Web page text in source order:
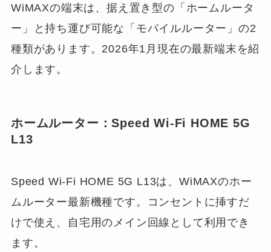
WiMAXの端末は、据え置き型の「ホームルータ
ー」と持ち運び可能な「モバイルルーター」の2
種類があります。2026年1月現在の最新端末を紹
介します。
ホームルーター：Speed Wi-Fi HOME 5G
L13
Speed Wi-Fi HOME 5G L13は、WiMAXのホー
ムルーター最新機種です。コンセントに挿すだ
けで使え、自宅用のメイン回線として利用でき
ます。